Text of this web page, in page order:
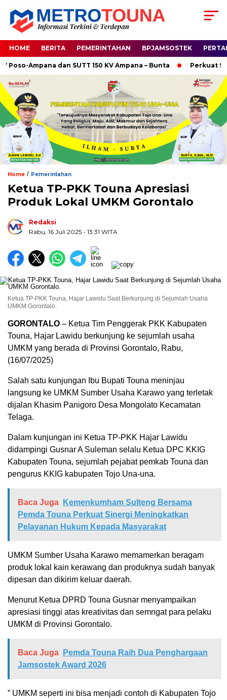
HOME BERITA PEMERINTAHAN BPJAMSOSTEK
Ampana dan SUTT 150 KV Ampana – Bunta Perkuat
Home / Pemerintahan
Ketua TP-PKK Touna Apresiasi
Produk Lokal UMKM Gorontalo
Redaksi
Rabu, 16 Juli 2025 - 13:31 WITA
Ketua TP-PKK Touna, Hajar Lawidu Saat Berkunjung di Sejumlah Usaha
UMKM Gorontalo.
GORONTALO – Ketua Tim Penggerak PKK Kabupaten
Touna, Hajar Lawidu berkunjung ke sejumlah usaha
UMKM yang berada di Provinsi Gorontalo, Rabu,
(16/07/2025)
Salah satu kunjungan Ibu Bupati Touna meninjau
langsung ke UMKM Sumber Usaha Karawo yang terletak
dijalan Khasim Panigoro Desa Mongolato Kecamatan
Telaga.
Dalam kunjungan ini Ketua TP-PKK Hajar Lawidu
didampingi Gusnar A Suleman selalu Ketua DPC KKIG
Kabupaten Touna, sejumlah pejabat pemkab Touna dan
pengurus KKIG kabupaten Tojo Una-una.
Baca Juga
Kemenkumham Sulteng Bersama
Pemda Touna Perkuat Sinergi Meningkatkan
Pelayanan Hukum Kepada Masyarakat
UMKM Sumber Usaha Karawo memamerkan beragam
produk lokal kain kerawang dan produknya sudah banyak
dipesan dan dikirim keluar daerah.
Menurut Ketua DPRD Touna Gusnar menyampaikan
apresiasi tinggi atas kreativitas dan semngat para pelaku
UMKM di Provinsi Gorontalo.
Baca Juga
Pemda Touna Raih Dua Penghargaan
Jamsostek Award 2026
” UMKM seperti ini bisa menjadi contoh di Kabupaten Tojo